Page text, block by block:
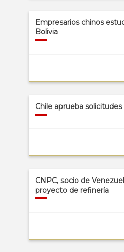
Empresarios chinos
Bolivia
Chile aprueba
CNPC, socio de
proyecto de refinería